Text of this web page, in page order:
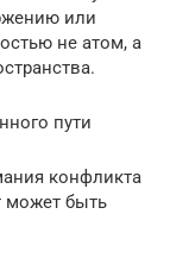
или
не атом, а
пути
конфликта
может быть